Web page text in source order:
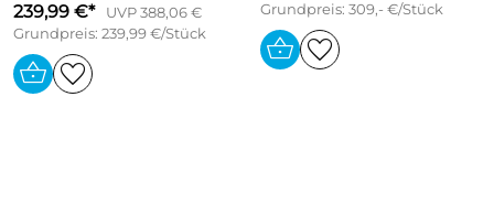
239,99 €*
UVP 388,06 €
Grundpreis: 239,99 €/Stück
Grundpreis: 309,- €/Stück